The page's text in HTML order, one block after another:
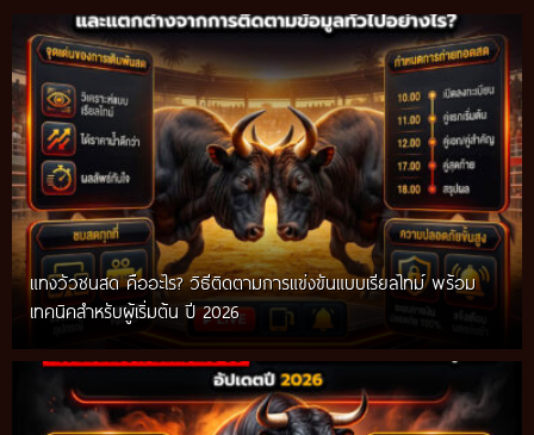
แทงวัวชนสด คืออะไร? วิธีติดตามการแข่งขันแบบเรียลไทม์ พร้อม
เทคนิคสำหรับผู้เริ่มต้น ปี 2026